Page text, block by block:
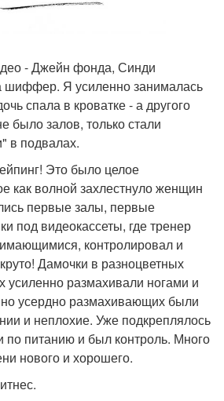
- Джейн фонда, Синди
шиффер. Я усиленно занималась
спала в кроватке - а другого
было залов, только стали
в подвалах.
Это было целое
как волной захлестнуло женщин
первые залы, первые
под видеокассеты, где тренер
контролировал и
Дамочки в разноцветных
усиленно размахивали ногами и
усердно размахивающих были
и неплохие. Уже подкреплялось
по питанию и был контроль. Много
нового и хорошего.